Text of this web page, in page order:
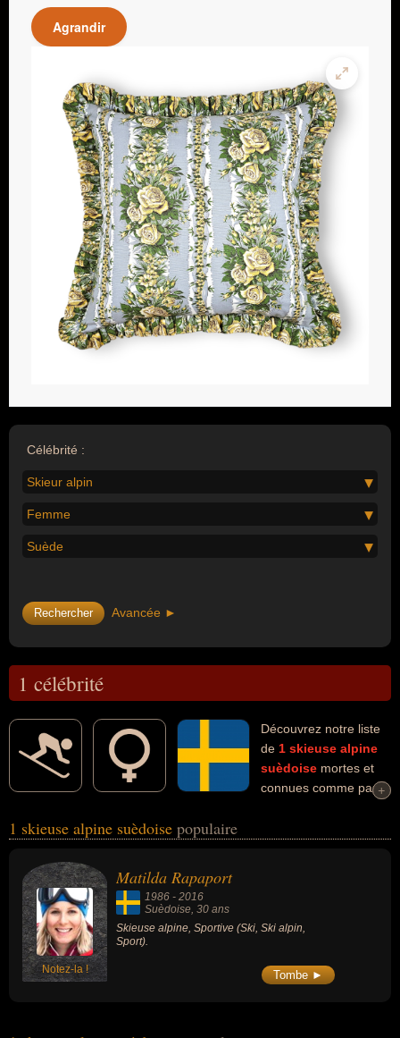
Agrandir
Célébrité :
Skieur alpin
Femme
Suède
Avancée ►
1 célébrité
Découvrez notre liste
de 1 skieuse alpine
suèdoise mortes et
connues comme par
peuvent avoir des liens variés dans les domaines du ski, du ski
sportive.
+
+
1 skieuse alpine suèdoise populaire
Notez-la !
Matilda Rapaport
1986 - 2016
Suèdoise, 30 ans
Skieuse alpine, Sportive (Ski, Ski alpin,
Sport).
Tombe ►